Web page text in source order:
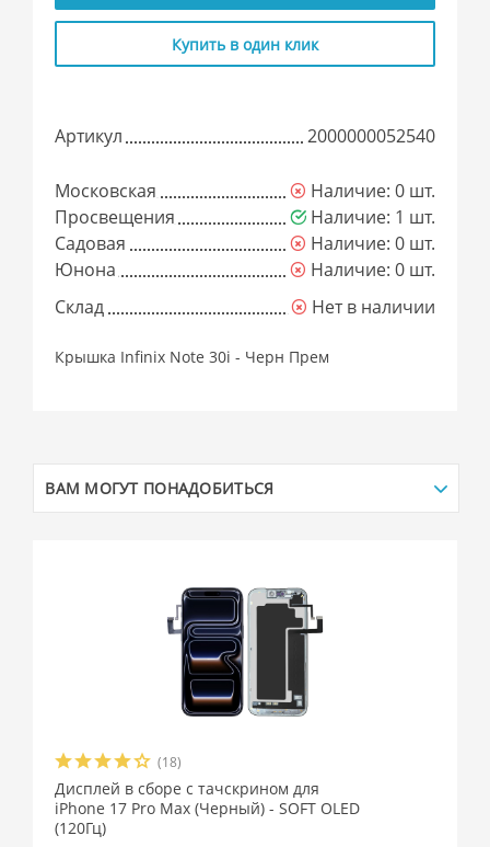
Купить в один клик
Артикул 2000000052540
Московская
Наличие: 0 шт.
Просвещения
Наличие: 1 шт.
Садовая
Наличие: 0 шт.
Юнона
Наличие: 0 шт.
Склад
Нет в наличии
Крышка Infinix Note 30i - Черн Прем
ВАМ МОГУТ ПОНАДОБИТЬСЯ
(18)
Дисплей в сборе с тачскрином для
iPhone 17 Pro Max (Черный) - SOFT OLED
(120Гц)